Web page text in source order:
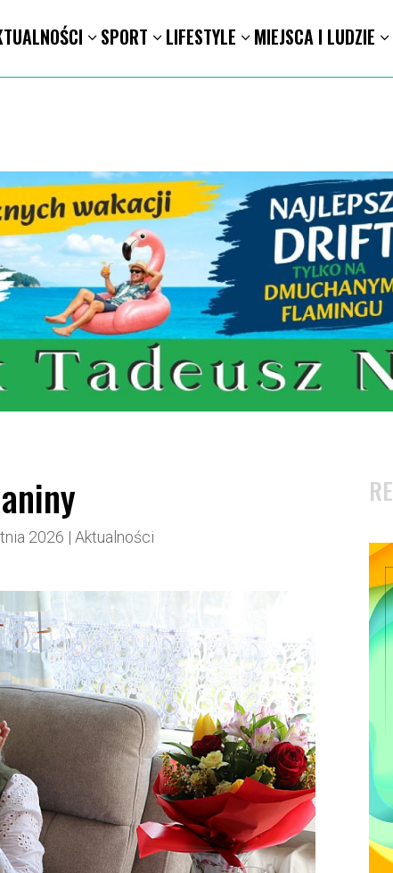
SPORT LIFESTYLE MIEJSCA I LUDZIE
Mołdawska współpraca Powiatu Kaliskiego
2026 |Aktualności